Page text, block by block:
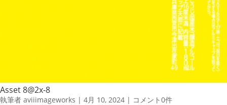
Asset 8@2x-8
執筆者 aviiimageworks | 4月 10, 2024 | コメント0件